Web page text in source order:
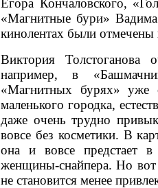
«Магнитные бури»
кинолентах были
Виктория Толстоганова
например, в
«Магнитных бурях» уже
маленького городка,
даже очень трудно
вовсе без косметики. В
она и вовсе предстает
женщины-снайпера. Но вот
не становится менее